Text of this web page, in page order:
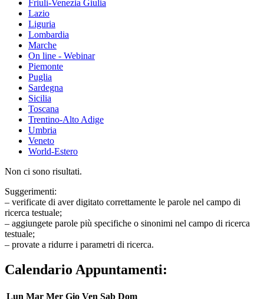
Friuli-Venezia Giulia
Lazio
Liguria
Lombardia
Marche
On line - Webinar
Piemonte
Puglia
Sardegna
Sicilia
Toscana
Trentino-Alto Adige
Umbria
Veneto
World-Estero
Non ci sono risultati.
Suggerimenti:
– verificate di aver digitato correttamente le parole nel campo di
ricerca testuale;
– aggiungete parole più specifiche o sinonimi nel campo di ricerca
testuale;
– provate a ridurre i parametri di ricerca.
Calendario Appuntamenti:
Lun Mar Mer Gio Ven Sab Dom